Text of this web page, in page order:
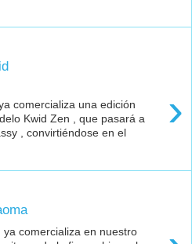
›
comercializa una edición
Kwid Zen , que pasará a
, convirtiéndose en el
comercializa en nuestro